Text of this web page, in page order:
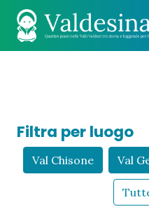
Filtra per luogo
Val Chisone Val